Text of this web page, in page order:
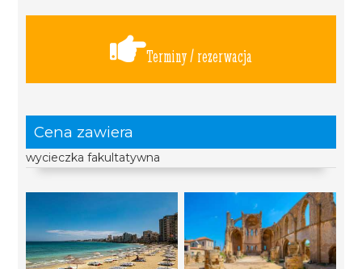
Terminy / rezerwacja
Cena zawiera
wycieczka fakultatywna